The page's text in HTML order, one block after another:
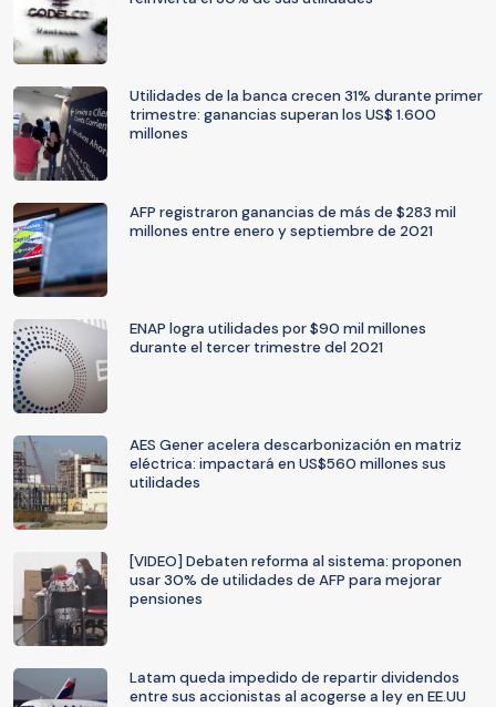
Utilidades de la banca crecen 31% durante primer
trimestre: ganancias superan los US$ 1.600
millones
AFP registraron ganancias de más de $283 mil
millones entre enero y septiembre de 2021
ENAP logra utilidades por $90 mil millones
durante el tercer trimestre del 2021
AES Gener acelera descarbonización en matriz
eléctrica: impactará en US$560 millones sus
utilidades
[VIDEO] Debaten reforma al sistema: proponen
usar 30% de utilidades de AFP para mejorar
pensiones
Latam queda impedido de repartir dividendos
entre sus accionistas al acogerse a ley en EE.UU